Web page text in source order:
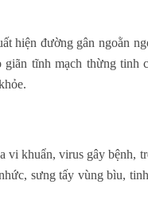
hiện đường gân ngoằn
giãn tĩnh mạch thừng tinh
khuẩn, virus gây bệnh,
sưng tấy vùng bìu,